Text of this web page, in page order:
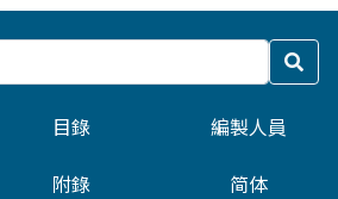
目錄 編製人員
附錄 简体